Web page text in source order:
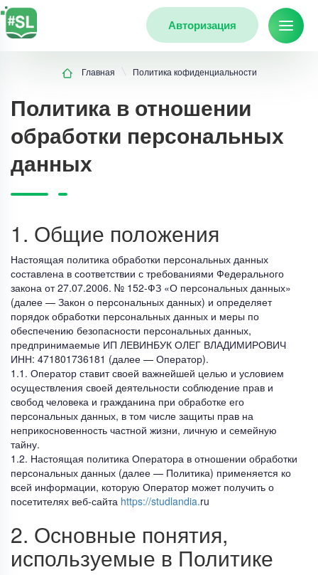
Авторизация
Главная Политика кофиденциальности
Политика в отношении
обработки персональных
данных
1. Общие положения
Настоящая политика обработки персональных данных
составлена в соответствии с требованиями Федерального
закона от 27.07.2006. № 152-ФЗ «О персональных данных»
(далее — Закон о персональных данных) и определяет
порядок обработки персональных данных и меры по
обеспечению безопасности персональных данных,
предпринимаемые ИП ЛЕВИНБУК ОЛЕГ ВЛАДИМИРОВИЧ
ИНН: 471801736181 (далее — Оператор).
1.1. Оператор ставит своей важнейшей целью и условием
осуществления своей деятельности соблюдение прав и
свобод человека и гражданина при обработке его
персональных данных, в том числе защиты прав на
неприкосновенность частной жизни, личную и семейную
тайну.
1.2. Настоящая политика Оператора в отношении обработки
персональных данных (далее — Политика) применяется ко
всей информации, которую Оператор может получить о
посетителях веб-сайта https://studlandia.ru
2. Основные понятия,
используемые в Политике